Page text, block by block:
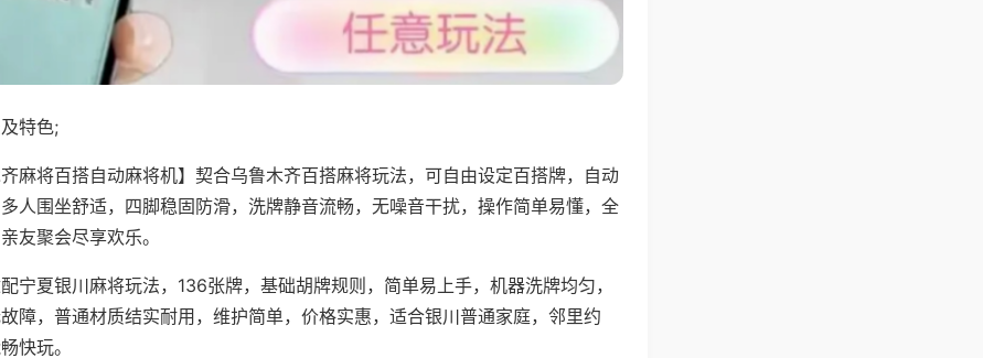
特色;
齐麻将百搭自动麻将机】契合乌鲁木齐百搭麻将玩法，可自由设定百搭牌，自动
人围坐舒适，四脚稳固防滑，洗牌静音流畅，无噪音干扰，操作简单易懂，全
友聚会尽享欢乐。
宁夏银川麻将玩法，136张牌，基础胡牌规则，简单易上手，机器洗牌均匀，
障，普通材质结实耐用，维护简单，价格实惠，适合银川普通家庭，邻里约
快玩。